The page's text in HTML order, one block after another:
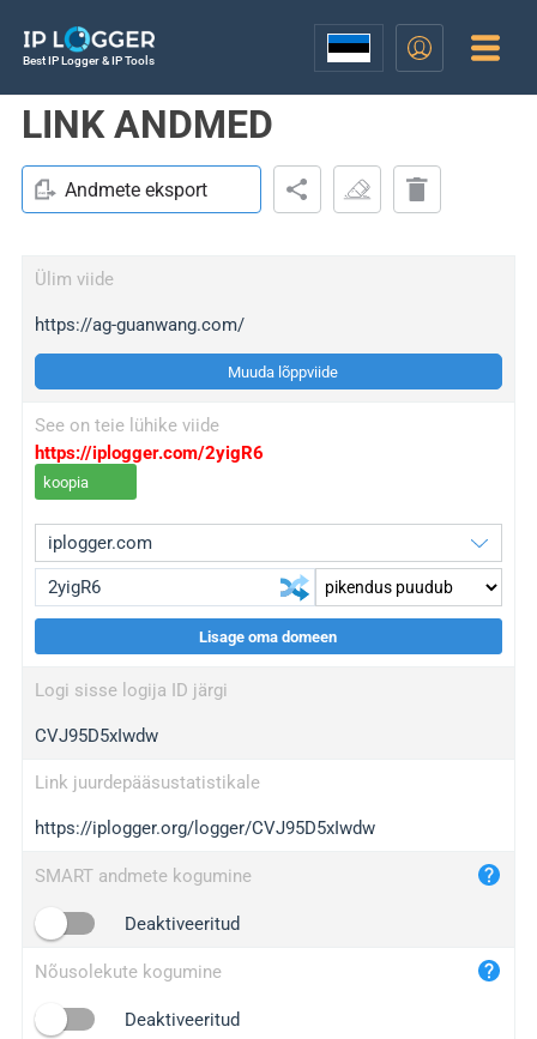
Best IP Logger & IP Tools
LINK ANDMED
Andmete eksport
Ülim viide
https://ag-guanwang.com/
Muuda lõppviide
See on teie lühike viide
https://iplogger.com/2yigR6
koopia
wl.gl
ed.tc
bc.ax
iplogger.com
maper.info
2no.co
yip.su
iplogger.info
Lisage oma domeen
Logi sisse logija ID järgi
CVJ95D5xIwdw
Link juurdepääsustatistikale
https://iplogger.org/logger/CVJ95D5xIwdw
SMART andmete kogumine
Deaktiveeritud
Nõusolekute kogumine
Deaktiveeritud